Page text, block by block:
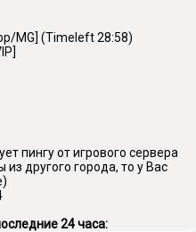
MG] (Timeleft 28:58)
пингу от игрового сервера
другого города, то у Вас
24 часа: